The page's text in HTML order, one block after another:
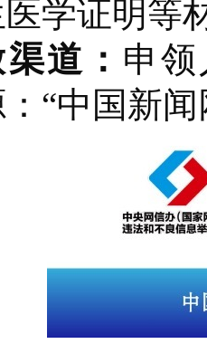
学证明等
道： 申
“中国新